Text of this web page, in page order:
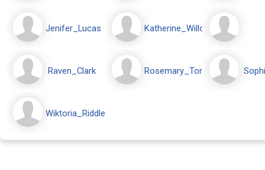
Jenifer_Lucas Katherine_Willows
Raven_Clark Rosemary_Torener
Wiktoria_Riddle